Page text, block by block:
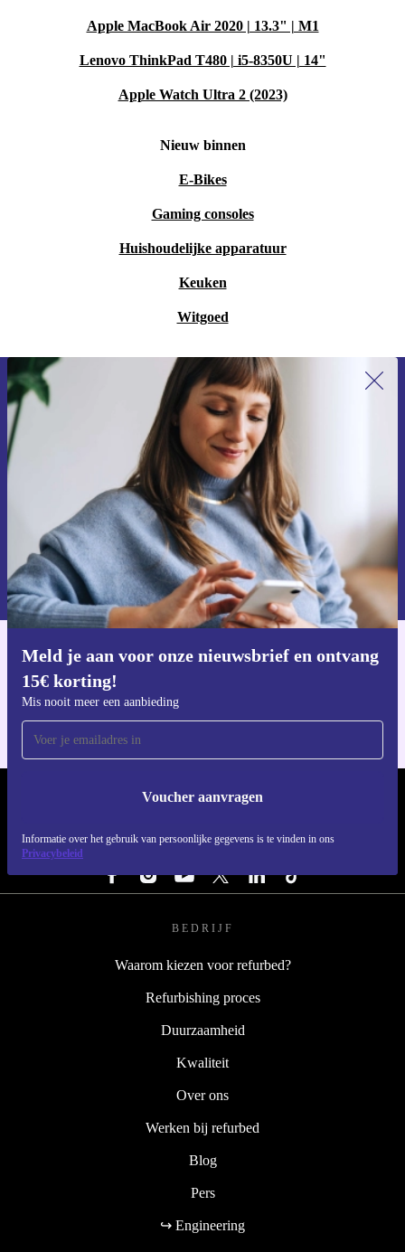
Apple MacBook Air 2020 | 13.3" | M1
Lenovo ThinkPad T480 | i5-8350U | 14"
Apple Watch Ultra 2 (2023)
Nieuw binnen
E-Bikes
Gaming consoles
Huishoudelijke apparatuur
Keuken
Witgoed
Meld je aan voor onze nieuwsbrief en ontvang
15€ korting!
Mis nooit meer een aanbieding
Voucher aanvragen
Informatie over het gebruik van persoonlijke gegevens is te vinden in ons
Privacybeleid
Meld je aan voor onze nieuwsbrief en
ontvang €15 korting!
Mis nooit meer een aanbieding.
Voucher aanvragen
Informatie over het gebruik van persoonsgegevens vind je in ons
privacybeleid
Download de refurbed app
REFURBED NEDERLAND - RETHINK NEW.
VOLG ONS
BEDRIJF
Waarom kiezen voor refurbed?
Refurbishing proces
Duurzaamheid
Kwaliteit
Over ons
Werken bij refurbed
Blog
Pers
↪ Engineering